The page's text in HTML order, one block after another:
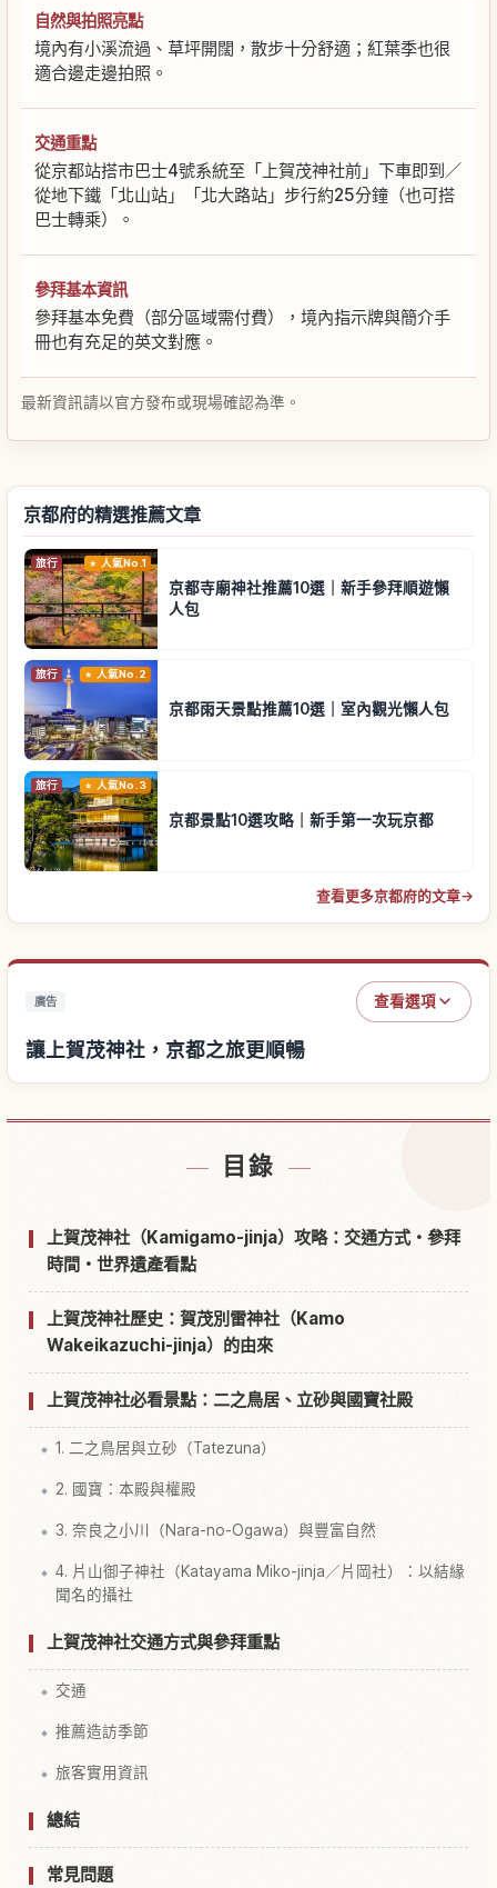
自然與拍照亮點
境內有小溪流過、草坪開闊，散步十分舒適；紅葉季也很
適合邊走邊拍照。
交通重點
從京都站搭市巴士4號系統至「上賀茂神社前」下車即到／
從地下鐵「北山站」「北大路站」步行約25分鐘（也可搭
巴士轉乘）。
參拜基本資訊
參拜基本免費（部分區域需付費），境內指示牌與簡介手
冊也有充足的英文對應。
最新資訊請以官方發布或現場確認為準。
京都府的精選推薦文章
旅行 人氣No.1
京都寺廟神社推薦10選｜新手參拜順遊懶
人包
旅行 人氣No.2
京都雨天景點推薦10選｜室內觀光懶人包
旅行 人氣No.3
京都景點10選攻略｜新手第一次玩京都
查看更多京都府的文章→
廣告 查看選項
讓上賀茂神社，京都之旅更順暢
目錄
上賀茂神社（Kamigamo-jinja）攻略：交通方式・參拜
時間・世界遺產看點
上賀茂神社歷史：賀茂別雷神社（Kamo
Wakeikazuchi-jinja）的由來
上賀茂神社必看景點：二之鳥居、立砂與國寶社殿
1. 二之鳥居與立砂（Tatezuna）
2. 國寶：本殿與權殿
3. 奈良之小川（Nara-no-Ogawa）與豐富自然
4. 片山御子神社（Katayama Miko-jinja／片岡社）：以結緣
聞名的攝社
上賀茂神社交通方式與參拜重點
交通
推薦造訪季節
旅客實用資訊
總結
常見問題